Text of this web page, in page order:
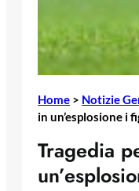
Home > Notizie
in un’esplosione i
Tragedia